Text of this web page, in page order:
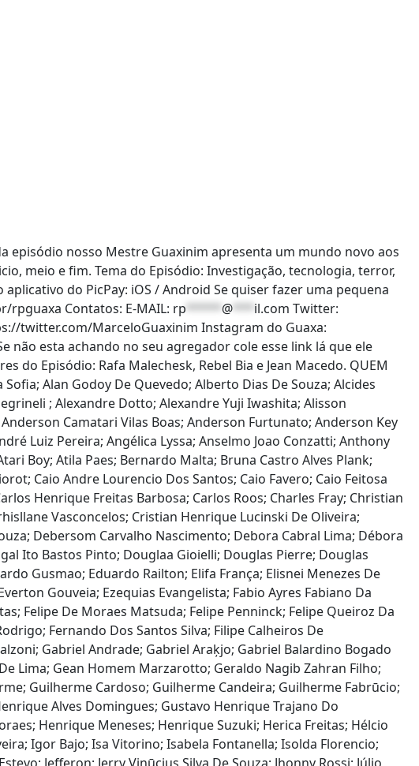
episódio nosso Mestre Guaxinim apresenta um mundo novo aos
meio e fim. Tema do Episódio: Investigação, tecnologia, terror,
do PicPay: iOS / Android Se quiser fazer uma pequena
Contatos: E-MAIL: rp ***** @*** il.com Twitter:
twitter.com/MarceloGuaxinim Instagram do Guaxa:
esta achando no seu agregador cole esse link lá que ele
do Episódio: Rafa Malechesk, Rebel Bia e Jean Macedo. QUEM
Alan Godoy De Quevedo; Alberto Dias De Souza; Alcides
; Alexandre Dotto; Alexandre Yuji Iwashita; Alisson
Camatari Vilas Boas; Anderson Furtunato; Anderson Key
Luiz Pereira; Angélica Lyssa; Anselmo Joao Conzatti; Anthony
Boy; Atila Paes; Bernardo Malta; Bruna Castro Alves Plank;
Caio Andre Lourencio Dos Santos; Caio Favero; Caio Feitosa
Henrique Freitas Barbosa; Carlos Roos; Charles Fray; Christian
Vasconcelos; Cristian Henrique Lucinski De Oliveira;
Debersom Carvalho Nascimento; Debora Cabral Lima; Débora
Ito Bastos Pinto; Douglaa Gioielli; Douglas Pierre; Douglas
Gusmao; Eduardo Railton; Elifa França; Elisnei Menezes De
Gouveia; Ezequias Evangelista; Fabio Ayres Fabiano Da
Felipe De Moraes Matsuda; Felipe Penninck; Felipe Queiroz Da
Fernando Dos Santos Silva; Filipe Calheiros De
Gabriel Andrade; Gabriel Araķjo; Gabriel Balardino Bogado
Lima; Gean Homem Marzarotto; Geraldo Nagib Zahran Filho;
Guilherme Cardoso; Guilherme Candeira; Guilherme Fabrūcio;
Alves Domingues; Gustavo Henrique Trajano Do
Henrique Meneses; Henrique Suzuki; Herica Freitas; Hélcio
Igor Bajo; Isa Vitorino; Isabela Fontanella; Isolda Florencio;